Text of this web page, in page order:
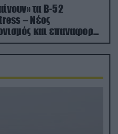
τα Β-52
– Νέος
και επαναφορά